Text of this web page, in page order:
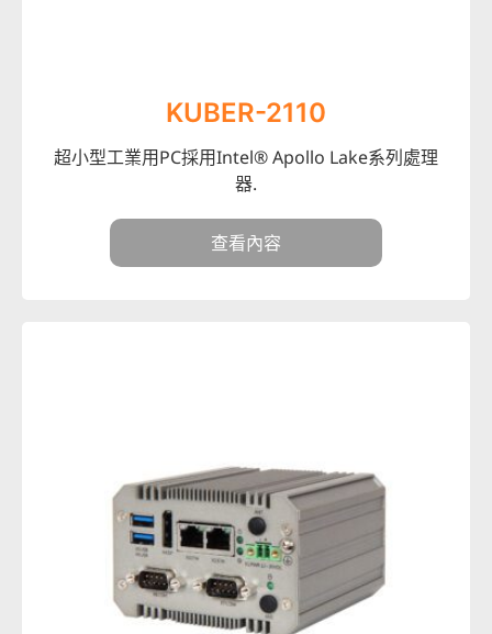
KUBER-2110
超小型工業用PC採用Intel® Apollo Lake系列處理
器.
查看內容